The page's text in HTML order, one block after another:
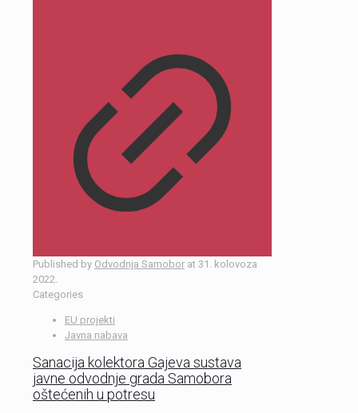
Published by Odvodnja Samobor at 31. kolovoza
2022.
Categories
EU projekti
Javna nabava
Sanacija kolektora Gajeva sustava
javne odvodnje grada Samobora
oštećenih u potresu